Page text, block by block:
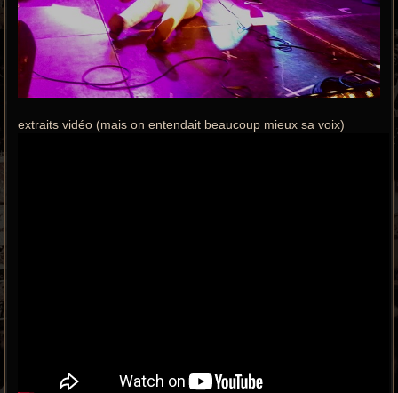
extraits vidéo (mais on entendait beaucoup mieux sa voix)